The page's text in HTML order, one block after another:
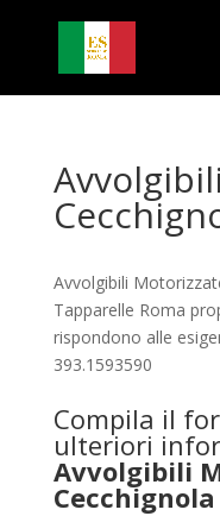
Avvolgibili
Tapparelle Roma
rispondono alle
393.1593590
Compila il
ulteriori
Avvolgibili
Cecchignola